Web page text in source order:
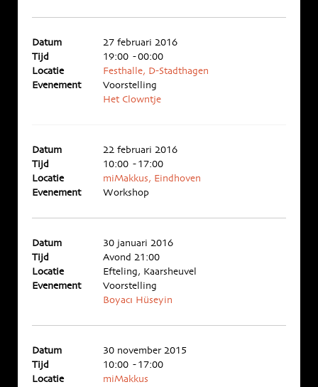
Datum
27 februari 2016
Tijd
19:00 - 00:00
Locatie
Festhalle, D-Stadthagen
Evenement
Voorstelling
Het Clowntje
Datum
22 februari 2016
Tijd
10:00 - 17:00
Locatie
miMakkus, Eindhoven
Evenement
Workshop
Datum
30 januari 2016
Tijd
Avond 21:00
Locatie
Efteling, Kaarsheuvel
Evenement
Voorstelling
Boyacı Hüseyin
Datum
30 november 2015
Tijd
10:00 - 17:00
Locatie
miMakkus